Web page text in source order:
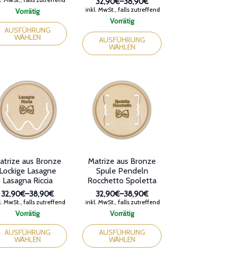
Vorrätig
32,90€
38,90€
AUSFÜHRUNG
WÄHLEN
Vorrätig
Preisspanne:
32,90€
38,90€
inkl. MwSt., falls zutreffend
AUSFÜHRUNG
WÄHLEN
Dieses
Produkt
weist
Optionen
können
Produktseite
Vorrätig
aus Bronze
Lockige Lasagne
Lasagna Riccia
32,90€–38,90€
Preisspanne:
32,90€
38,90€
MwSt., falls zutreffend
AUSFÜHRUNG
WÄHLEN
Vorrätig
Matrize aus Bronze
Spule Pendeln
Rocchetto Spoletta
32,90€–38,90€
Preisspanne:
32,90€
38,90€
inkl. MwSt., falls zutreffend
AUSFÜHRUNG
WÄHLEN
Dieses
Produkt
weist